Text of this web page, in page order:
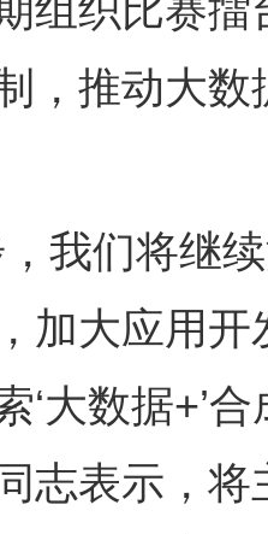
组织比赛
，推动大
们将继续
加大应用
‘大数据+’
志表示，